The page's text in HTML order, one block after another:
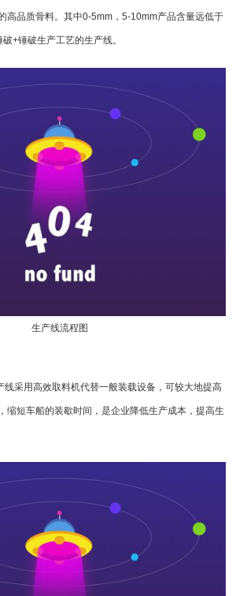
高品质骨料。其中0-5mm，5-10mm产品含量远低于
破+锤破生产工艺的生产线。
生产线流程图
线采用高效取料机代替一般装载设备，可较大地提高
缩短车船的装歇时间，是企业降低生产成本，提高生